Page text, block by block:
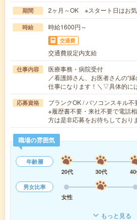
期間 2ヶ月～OK ※スタート日はお気
時給 時給1600円～
交通費
交通費規定内支給
仕事内容
医療事務・病院受付
／看護師さん、お医者さんの“
仕事になります！＼▽具体的
応募資格
ブランクOK / パソコンスキル不
※履歴書不要・来社不要で電話
方は是非応募をお待ちしてお
職場の雰囲気
年齢層
20代
30代
男女比率
女性
もっと見る